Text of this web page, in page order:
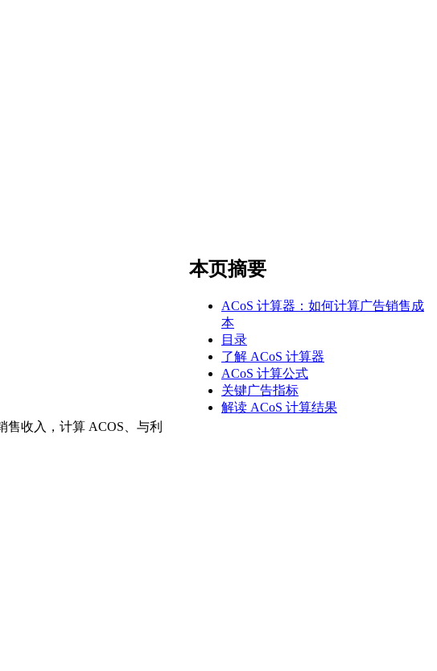
收入，计算 ACOS、与利
本页摘要
ACoS 计算器：如何计算广告销售成
本
目录
了解 ACoS 计算器
ACoS 计算公式
关键广告指标
解读 ACoS 计算结果